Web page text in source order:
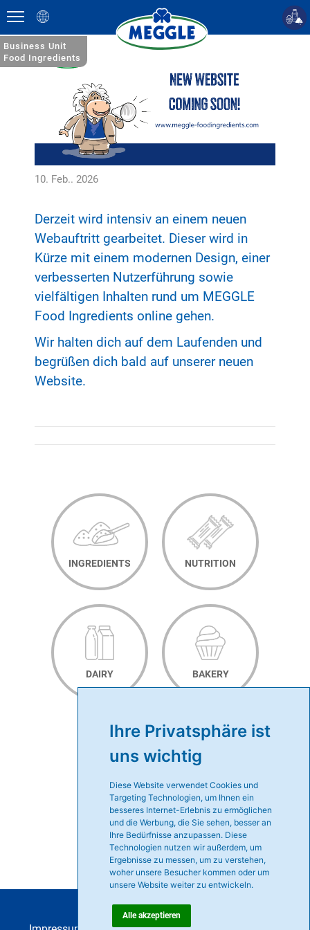
Ihre Privatsphäre ist
uns wichtig
Diese Website verwendet Cookies und
Targeting Technologien, um Ihnen ein
besseres Internet-Erlebnis zu ermöglichen
und die Werbung, die Sie sehen, besser an
Ihre Bedürfnisse anzupassen. Diese
Technologien nutzen wir außerdem, um
Ergebnisse zu messen, um zu verstehen,
woher unsere Besucher kommen oder um
unsere Website weiter zu entwickeln.
Alle akzeptieren
Business Unit
Food Ingredients
English
10. Feb.. 2026
Derzeit wird intensiv an einem neuen
Webauftritt gearbeitet. Dieser wird in
Kürze mit einem modernen Design, einer
verbesserten Nutzerführung sowie
vielfältigen Inhalten rund um MEGGLE
Food Ingredients online gehen.
Wir halten dich auf dem Laufenden und
begrüßen dich bald auf unserer neuen
Website.
KOMMENTARNAVIGATION
INGREDIENTS NUTRITION
DAIRY BAKERY
SAVOURY